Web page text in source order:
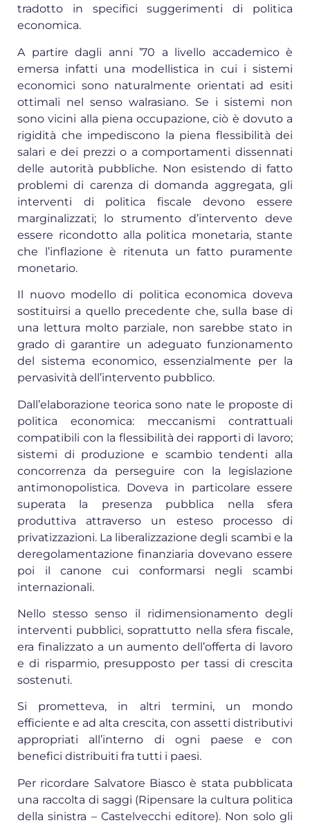
tradotto in specifici suggerimenti di politica
economica.
A partire dagli anni ’70 a livello accademico è
emersa infatti una modellistica in cui i sistemi
economici sono naturalmente orientati ad esiti
ottimali nel senso walrasiano. Se i sistemi non
sono vicini alla piena occupazione, ciò è dovuto a
rigidità che impediscono la piena flessibilità dei
salari e dei prezzi o a comportamenti dissennati
delle autorità pubbliche. Non esistendo di fatto
problemi di carenza di domanda aggregata, gli
interventi di politica fiscale devono essere
marginalizzati; lo strumento d’intervento deve
essere ricondotto alla politica monetaria, stante
che l’inflazione è ritenuta un fatto puramente
monetario.
Il nuovo modello di politica economica doveva
sostituirsi a quello precedente che, sulla base di
una lettura molto parziale, non sarebbe stato in
grado di garantire un adeguato funzionamento
del sistema economico, essenzialmente per la
pervasività dell’intervento pubblico.
Dall’elaborazione teorica sono nate le proposte di
politica economica: meccanismi contrattuali
compatibili con la flessibilità dei rapporti di lavoro;
sistemi di produzione e scambio tendenti alla
concorrenza da perseguire con la legislazione
antimonopolistica. Doveva in particolare essere
superata la presenza pubblica nella sfera
produttiva attraverso un esteso processo di
privatizzazioni. La liberalizzazione degli scambi e la
deregolamentazione finanziaria dovevano essere
poi il canone cui conformarsi negli scambi
internazionali.
Nello stesso senso il ridimensionamento degli
interventi pubblici, soprattutto nella sfera fiscale,
era finalizzato a un aumento dell’offerta di lavoro
e di risparmio, presupposto per tassi di crescita
sostenuti.
Si prometteva, in altri termini, un mondo
efficiente e ad alta crescita, con assetti distributivi
appropriati all’interno di ogni paese e con
benefici distribuiti fra tutti i paesi.
Per ricordare Salvatore Biasco è stata pubblicata
una raccolta di saggi (Ripensare la cultura politica
della sinistra – Castelvecchi editore). Non solo gli